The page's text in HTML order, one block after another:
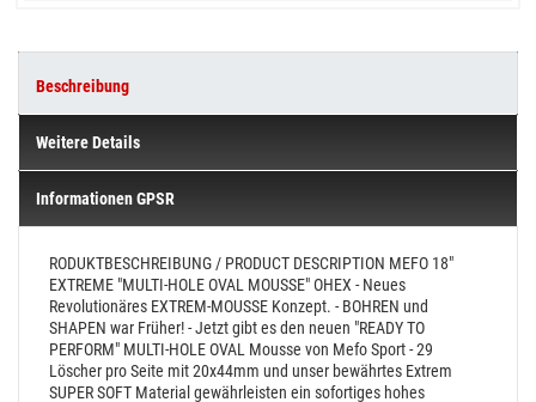
Beschreibung
Weitere Details
Informationen GPSR
RODUKTBESCHREIBUNG / PRODUCT DESCRIPTION MEFO 18"
EXTREME "MULTI-HOLE OVAL MOUSSE" OHEX - Neues
Revolutionäres EXTREM-MOUSSE Konzept. - BOHREN und
SHAPEN war Früher!- Jetzt gibt es den neuen "READY TO
PERFORM" MULTI-HOLE OVAL Mousse von Mefo Sport- 29
Löscher pro Seite mit 20x44mm und unser bewährtes Extrem
SUPER SOFT Material gewährleisten ein sofortiges hohes